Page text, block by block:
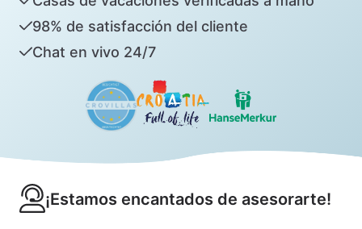
98% de satisfacción del cliente
Chat en vivo 24/7
¡Estamos encantados de asesorarte!